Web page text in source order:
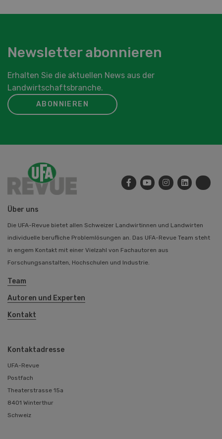
Newsletter abonnieren
Erhalten Sie die aktuellen News aus der
Landwirtschaftsbranche.
ABONNIEREN
Über uns
Die UFA-Revue bietet allen Schweizer Landwirtinnen und Landwirten
individuelle berufliche Problemlösungen an. Das UFA-Revue Team steht
in engem Kontakt mit einer Vielzahl von Fachautoren aus
Forschungsanstalten, Hochschulen und Industrie.
Team
Autoren und Experten
Kontakt
Kontaktadresse
UFA-Revue
Postfach
Theaterstrasse 15a
8401 Winterthur
Schweiz